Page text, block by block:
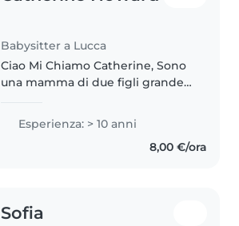
Babysitter a Lucca
Ciao Mi Chiamo Catherine, Sono
una mamma di due figli grande
figlo ha 16. Ho una diploma
{childcare cache livello 3,}{ ho un
Esperienza: > 10 anni
8,00 €/ora
Sofia